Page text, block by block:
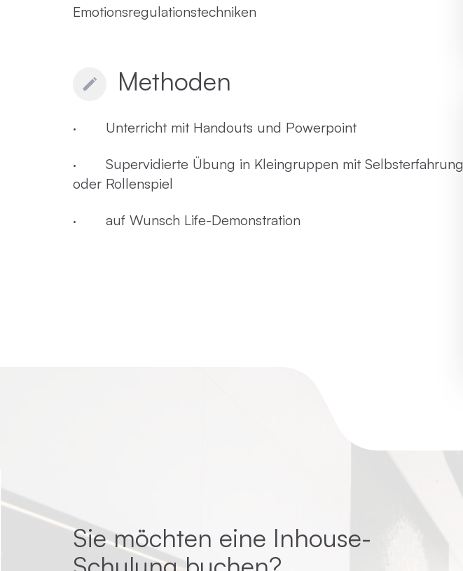
Emotionsregulationstechniken
Methoden
· Unterricht mit Handouts und Powerpoint
· Supervidierte Übung in Kleingruppen mit Selbsterfahrung
oder Rollenspiel
· auf Wunsch Life-Demonstration
Sie möchten eine Inhouse-